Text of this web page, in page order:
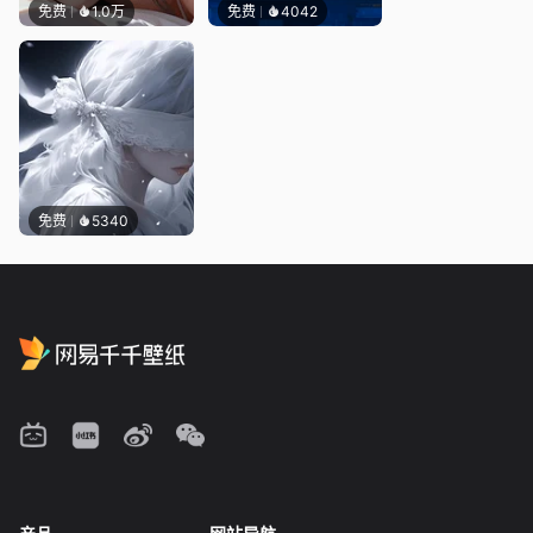
免费 1.0万 免费 4042
免费 5340